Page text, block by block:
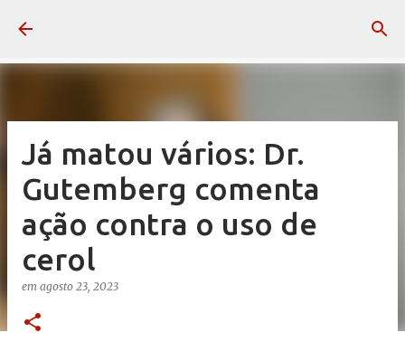
Já matou vários: Dr.
Gutemberg comenta
ação contra o uso de
cerol
em agosto 23, 2023